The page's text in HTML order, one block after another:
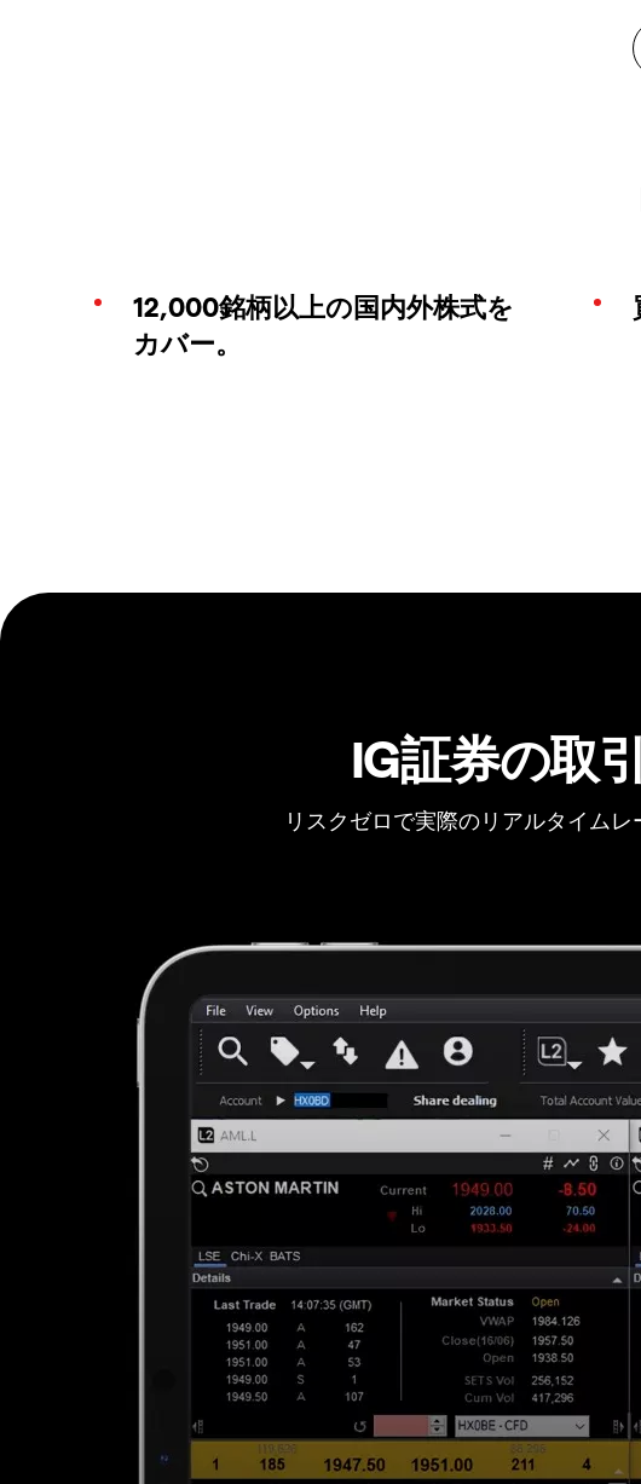
12,000銘柄以上の国内外株式を
カバー。
IG証券の取
リスクゼロで実際のリアルタイム